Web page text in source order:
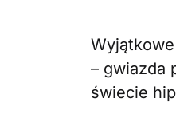
– gwiazda
świecie